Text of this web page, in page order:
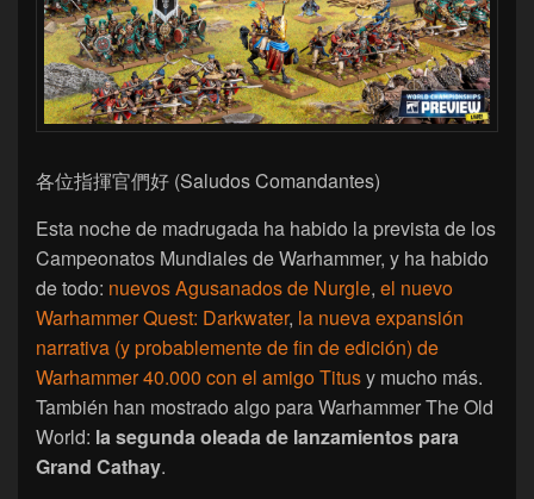
各位指揮官們好 (Saludos Comandantes)
Esta noche de madrugada ha habido la prevista de los
Campeonatos Mundiales de Warhammer, y ha habido
de todo: nuevos Agusanados de Nurgle, el nuevo
Warhammer Quest: Darkwater, la nueva expansión
narrativa (y probablemente de fin de edición) de
Warhammer 40.000 con el amigo Titusy mucho más.
También han mostrado algo para Warhammer The Old
World: la segunda oleada de lanzamientos para
Grand Cathay.